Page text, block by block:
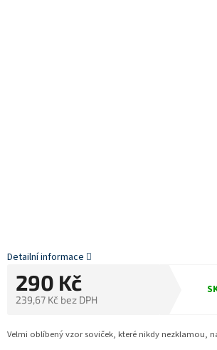
290 Kč
239,67 Kč bez DPH
Velmi oblíbený vzor soviček, které nikdy nezklamou,
Detailní informace